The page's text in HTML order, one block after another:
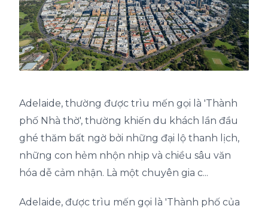
Adelaide, thường được trìu mến gọi là 'Thành
phố Nhà thờ', thường khiến du khách lần đầu
ghé thăm bất ngờ bởi những đại lộ thanh lịch,
những con hẻm nhộn nhịp và chiều sâu văn
hóa dễ cảm nhận. Là một chuyên gia c...
Adelaide, được trìu mến gọi là 'Thành phố của